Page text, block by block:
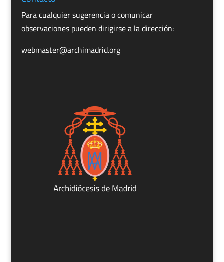
Para cualquier sugerencia o comunicar
observaciones pueden dirigirse a la dirección:
webmaster@archimadrid.org